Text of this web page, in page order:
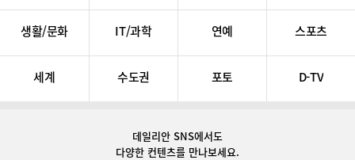
생활/문화 IT/과학 연예 스포츠
세계 수도권 포토 D-TV
데일리안 SNS에서도
다양한 컨텐츠를 만나보세요.